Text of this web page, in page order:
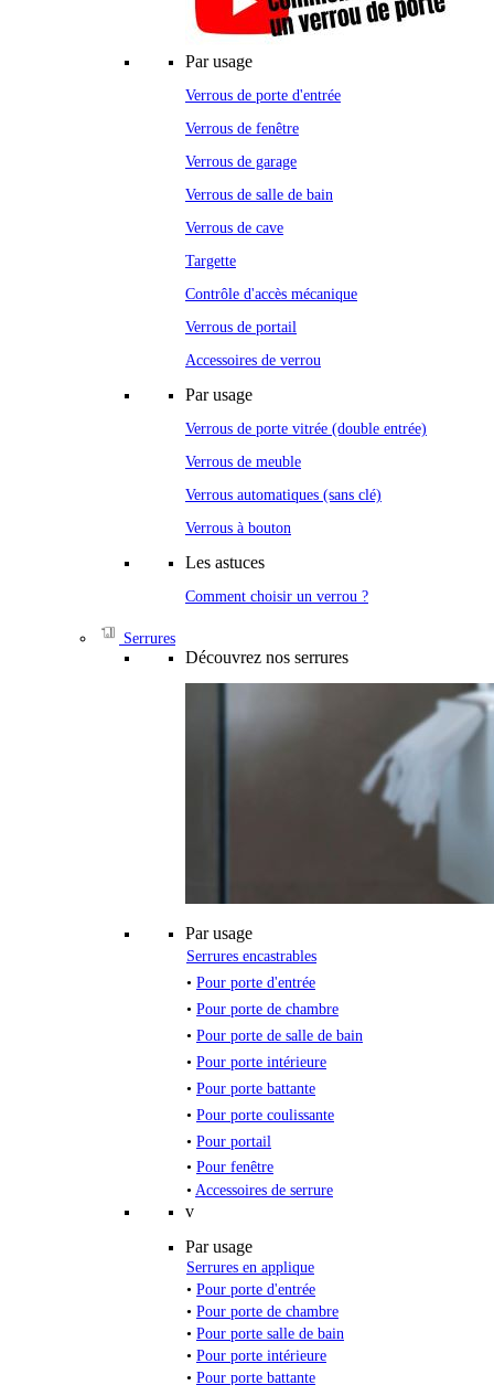
Par usage
Verrous de porte d'entrée
Verrous de fenêtre
Verrous de garage
Verrous de salle de bain
Verrous de cave
Targette
Contrôle d'accès mécanique
Verrous de portail
Accessoires de verrou
Par usage
Verrous de porte vitrée (double entrée)
Verrous de meuble
Verrous automatiques (sans clé)
Verrous à bouton
Les astuces
Comment choisir un verrou ?
Serrures
Découvrez nos serrures
Par usage
Serrures encastrables
• Pour porte d'entrée
• Pour porte de chambre
• Pour porte de salle de bain
• Pour porte intérieure
• Pour porte battante
• Pour porte coulissante
• Pour portail
• Pour fenêtre
• Accessoires de serrure
v
Par usage
Serrures en applique
• Pour porte d'entrée
• Pour porte de chambre
• Pour porte salle de bain
• Pour porte intérieure
• Pour porte battante